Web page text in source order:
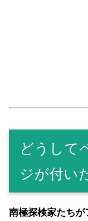
どうして
ジが付い
南極探検家たち